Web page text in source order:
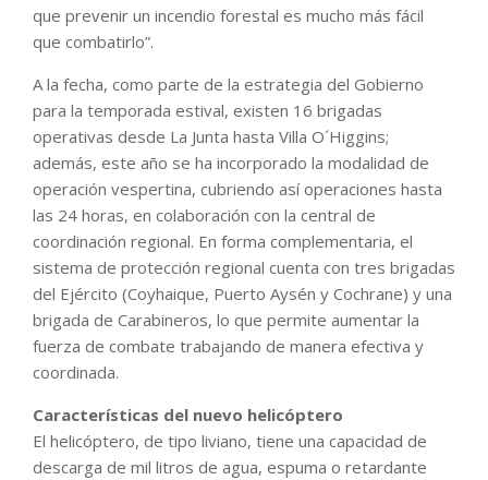
que prevenir un incendio forestal es mucho más fácil
que combatirlo”.
A la fecha, como parte de la estrategia del Gobierno
para la temporada estival, existen 16 brigadas
operativas desde La Junta hasta Villa O´Higgins;
además, este año se ha incorporado la modalidad de
operación vespertina, cubriendo así operaciones hasta
las 24 horas, en colaboración con la central de
coordinación regional. En forma complementaria, el
sistema de protección regional cuenta con tres brigadas
del Ejército (Coyhaique, Puerto Aysén y Cochrane) y una
brigada de Carabineros, lo que permite aumentar la
fuerza de combate trabajando de manera efectiva y
coordinada.
Características del nuevo helicóptero
El helicóptero, de tipo liviano, tiene una capacidad de
descarga de mil litros de agua, espuma o retardante